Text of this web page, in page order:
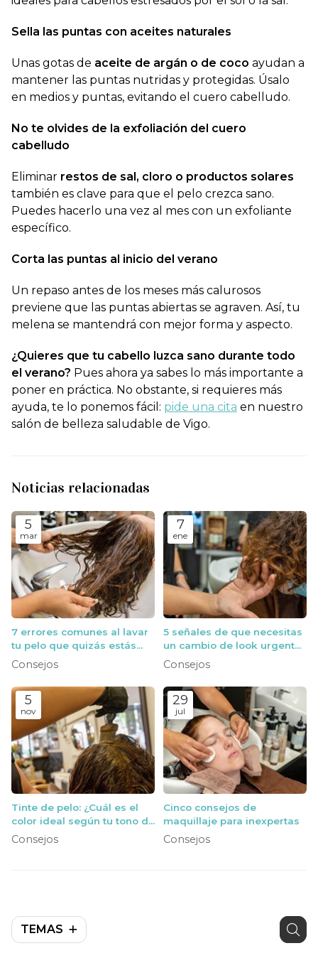
TEMAS
Sella las puntas con aceites naturales
Unas gotas de aceite de argán o de coco ayudan a
mantener las puntas nutridas y protegidas. Úsalo
en medios y puntas, evitando el cuero cabelludo.
No te olvides de la exfoliación del cuero
cabelludo
Eliminar restos de sal, cloro o productos solares
también es clave para que el pelo crezca sano.
Puedes hacerlo una vez al mes con un exfoliante
específico.
Corta las puntas al inicio del verano
Un repaso antes de los meses más calurosos
previene que las puntas abiertas se agraven. Así, tu
melena se mantendrá con mejor forma y aspecto.
¿Quieres que tu cabello luzca sano durante todo
el verano? Pues ahora ya sabes lo más importante a
poner en práctica. No obstante, si requieres más
ayuda, te lo ponemos fácil: pide una cita en nuestro
salón de belleza saludable de Vigo.
Noticias relacionadas
5
mar
7 errores comunes al lavar
tu pelo que quizás estás
cometiendo
Consejos
7
ene
5 señales de que necesitas
un cambio de look urgente
(y cómo ayudarte)
Consejos
5
nov
Tinte de pelo: ¿Cuál es el
color ideal según tu tono de
piel?
Consejos
29
jul
Cinco consejos de
maquillaje para inexpertas
Consejos